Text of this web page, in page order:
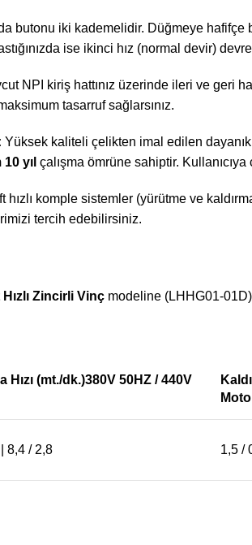
butonu iki kademelidir. Düğmeye hafifçe
ise ikinci hız (normal devir)
NPI kiriş hattınız üzerinde ileri ve geri
tasarruf sağlarsınız.
Yüksek kaliteli çelikten imal edilen
yıl çalışma ömrüne sahiptir.
hızlı komple sistemler (yürütme ve
tercih edebilirsiniz.
Zincirli Vinç modeline (LHHG01-
Hızı (mt./dk.)380V 50HZ / 440V
8,4 / 2,8 1,5 /